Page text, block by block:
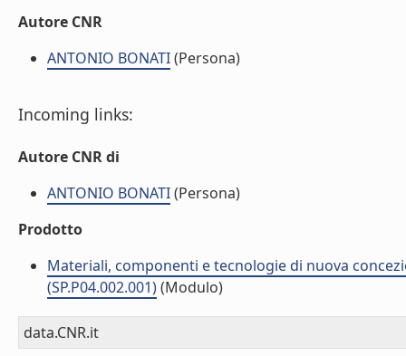
Autore CNR
ANTONIO BONATI(Persona)
Incoming links:
Autore CNR di
ANTONIO BONATI(Persona)
Prodotto
Materiali, componenti e tecnologie di nuova
(SP.P04.002.001)(Modulo)
data.CNR.it